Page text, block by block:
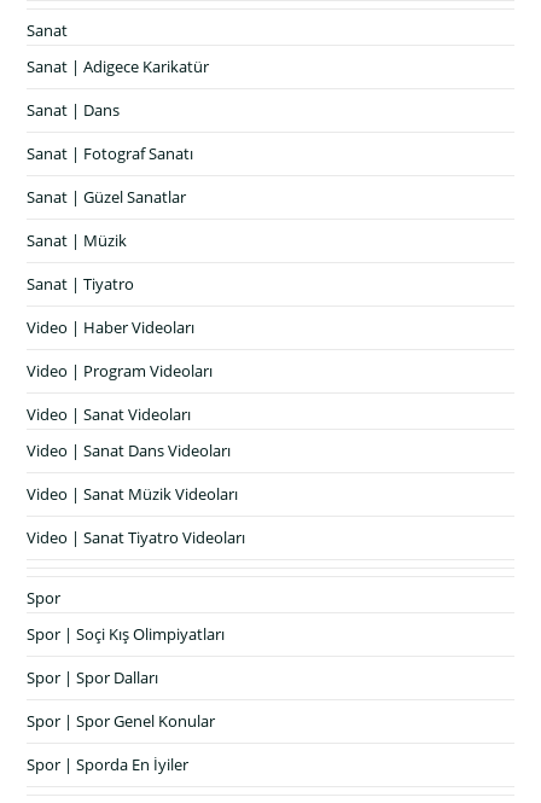
Sanat
Sanat | Adigece Karikatür
Sanat | Dans
Sanat | Fotograf Sanatı
Sanat | Güzel Sanatlar
Sanat | Müzik
Sanat | Tiyatro
Video | Haber Videoları
Video | Program Videoları
Video | Sanat Videoları
Video | Sanat Dans Videoları
Video | Sanat Müzik Videoları
Video | Sanat Tiyatro Videoları
Spor
Spor | Soçi Kış Olimpiyatları
Spor | Spor Dalları
Spor | Spor Genel Konular
Spor | Sporda En İyiler